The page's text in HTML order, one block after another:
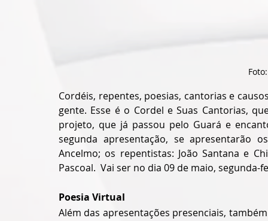
Cordéis, repentes, poesias, cantorias e
gente. Esse é o Cordel e Suas Cantorias,
projeto, que já passou pelo Guará e
segunda apresentação, se apresentarão
Ancelmo; os repentistas: João Santana e
Pascoal.  Vai ser no dia 09 de maio, segunda-
Poesia Virtual
Além das apresentações presenciais,